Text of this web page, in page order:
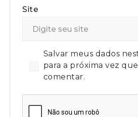
Site
Salvar meus dados
para a próxima vez
comentar.